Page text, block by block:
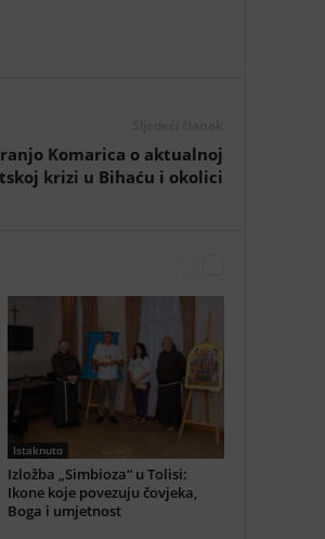
Komarica o aktualnoj
krizi u Bihaću i okolici
Istaknuto
Izložba „Simbioza“ u Tolisi:
Ikone koje povezuju čovjeka,
Boga i umjetnost